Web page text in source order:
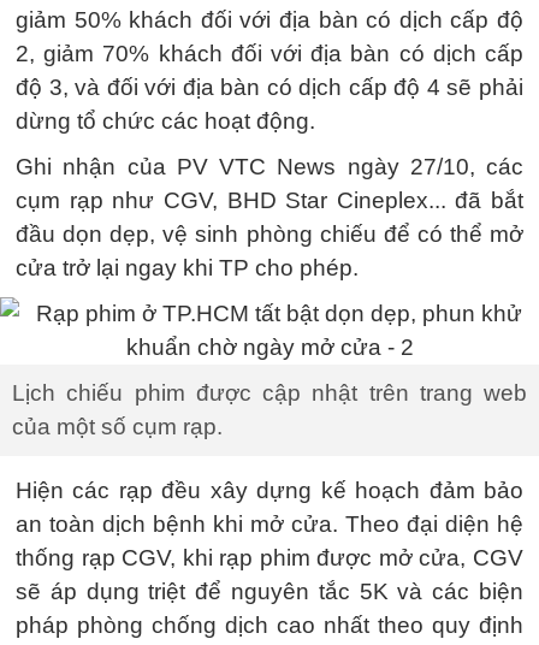
giảm 50% khách đối với địa bàn có dịch cấp độ
2, giảm 70% khách đối với địa bàn có dịch cấp
độ 3, và đối với địa bàn có dịch cấp độ 4 sẽ phải
dừng tổ chức các hoạt động.
Ghi nhận của PV VTC News ngày 27/10, các
cụm rạp như CGV, BHD Star Cineplex... đã bắt
đầu dọn dẹp, vệ sinh phòng chiếu để có thể mở
cửa trở lại ngay khi TP cho phép.
Lịch chiếu phim được cập nhật trên trang web
của một số cụm rạp.
Hiện các rạp đều xây dựng kế hoạch đảm bảo
an toàn dịch bệnh khi mở cửa. Theo đại diện hệ
thống rạp CGV, khi rạp phim được mở cửa, CGV
sẽ áp dụng triệt để nguyên tắc 5K và các biện
pháp phòng chống dịch cao nhất theo quy định